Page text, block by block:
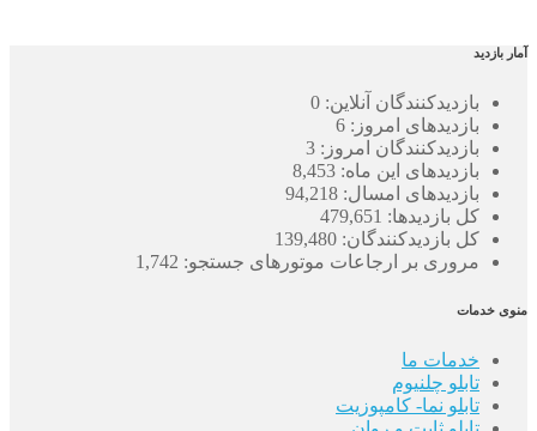
آمار بازدید
بازدیدکنندگان آنلاین: 0
بازدیدهای امروز: 6
بازدیدکنندگان امروز: 3
بازدیدهای این ماه: 8,453
بازدیدهای امسال: 94,218
کل بازدیدها: 479,651
کل بازدیدکنند‌گان: 139,480
مروری بر ارجاعات موتورهای جستجو: 1,742
منوی خدمات
خدمات ما
تابلو چلنیوم
تابلو نما- کامپوزیت